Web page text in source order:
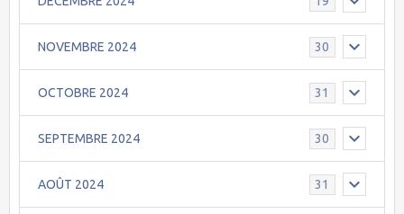
NOVEMBRE 2024 30
OCTOBRE 2024 31
SEPTEMBRE 2024 30
AOÛT 2024 31